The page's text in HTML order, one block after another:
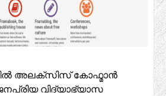
അലക്സിസ് കോഫ്മാൻ
വിദ്യാഭ്യാസ